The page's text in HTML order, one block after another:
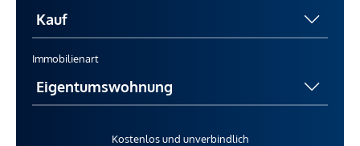
Immobilienart
Kostenlos und unverbindlich